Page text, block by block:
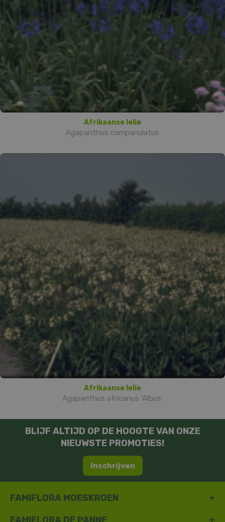
Afrikaanse lelie
Agapanthus campanulatus
Afrikaanse lelie
Agapanthus africanus 'Albus'
BLIJF ALTIJD OP DE HOOGTE VAN ONZE
NIEUWSTE PROMOTIES!
Inschrijven
FAMIFLORA MOESKROEN